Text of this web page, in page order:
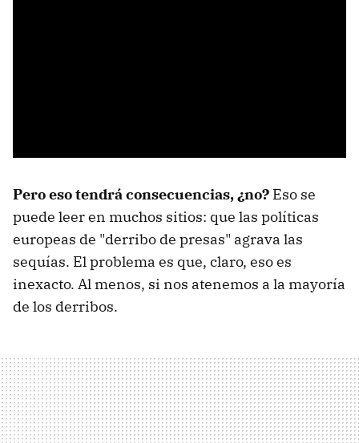
Pero eso tendrá consecuencias, ¿no? Eso se
puede leer en muchos sitios: que las políticas
europeas de "derribo de presas" agrava las
sequías. El problema es que, claro, eso es
inexacto. Al menos, si nos atenemos a la mayoría
de los derribos.